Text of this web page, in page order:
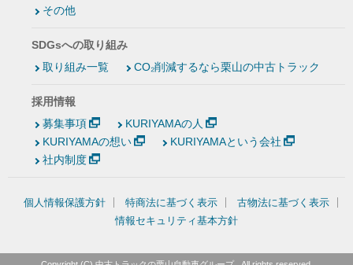
その他
SDGsへの取り組み
取り組み一覧
CO₂削減するなら栗山の中古トラック
採用情報
募集事項
KURIYAMAの人
KURIYAMAの想い
KURIYAMAという会社
社内制度
個人情報保護方針 特商法に基づく表示
古物法に基づく表示
情報セキュリティ基本方針